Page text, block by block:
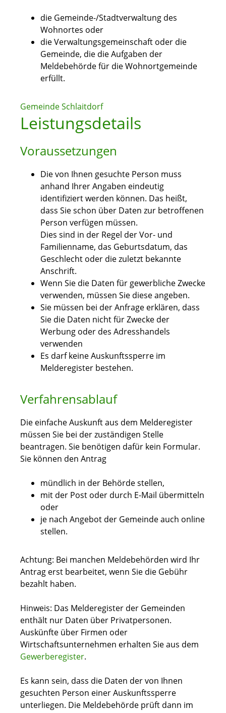
die Gemeinde-/Stadtverwaltung des
Wohnortes oder
die Verwaltungsgemeinschaft oder die
Gemeinde, die die Aufgaben der
Meldebehörde für die Wohnortgemeinde
erfüllt.
Gemeinde Schlaitdorf
Leistungsdetails
Voraussetzungen
Die von Ihnen gesuchte Person muss
anhand Ihrer Angaben eindeutig
identifiziert werden können. Das heißt,
dass Sie schon über Daten zur betroffenen
Person verfügen müssen.
Dies sind in der Regel der Vor- und
Familienname, das Geburtsdatum, das
Geschlecht oder die zuletzt bekannte
Anschrift.
Wenn Sie die Daten für gewerbliche Zwecke
verwenden, müssen Sie diese angeben.
Sie müssen bei der Anfrage erklären, dass
Sie die Daten nicht für Zwecke der
Werbung oder des Adresshandels
verwenden
Es darf keine Auskunftssperre im
Melderegister bestehen.
Verfahrensablauf
Die einfache Auskunft aus dem Melderegister
müssen Sie bei der zuständigen Stelle
beantragen. Sie benötigen dafür kein Formular.
Sie können den Antrag
mündlich in der Behörde stellen,
mit der Post oder durch E-Mail übermitteln
oder
je nach Angebot der Gemeinde auch online
stellen.
Achtung: Bei manchen Meldebehörden wird Ihr
Antrag erst bearbeitet, wenn Sie die Gebühr
bezahlt haben.
Hinweis: Das Melderegister der Gemeinden
enthält nur Daten über Privatpersonen.
Auskünfte über Firmen oder
Wirtschaftsunternehmen erhalten Sie aus dem
Gewerberegister.
Es kann sein, dass die Daten der von Ihnen
gesuchten Person einer Auskunftssperre
unterliegen. Die Meldebehörde prüft dann im